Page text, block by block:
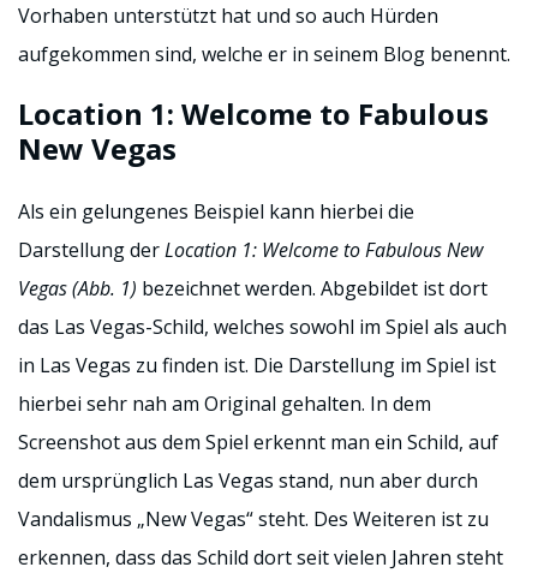
Vorhaben unterstützt hat und so auch Hürden
aufgekommen sind, welche er in seinem Blog benennt.
Location 1: Welcome to Fabulous
New Vegas
Als ein gelungenes Beispiel kann hierbei die
Darstellung derLocation 1: Welcome to Fabulous New
Vegas (Abb. 1) bezeichnet werden. Abgebildet ist dort
das Las Vegas-Schild, welches sowohl im Spiel als auch
in Las Vegas zu finden ist. Die Darstellung im Spiel ist
hierbei sehr nah am Original gehalten. In dem
Screenshot aus dem Spiel erkennt man ein Schild, auf
dem ursprünglich Las Vegas stand, nun aber durch
Vandalismus „New Vegas“ steht. Des Weiteren ist zu
erkennen, dass das Schild dort seit vielen Jahren steht